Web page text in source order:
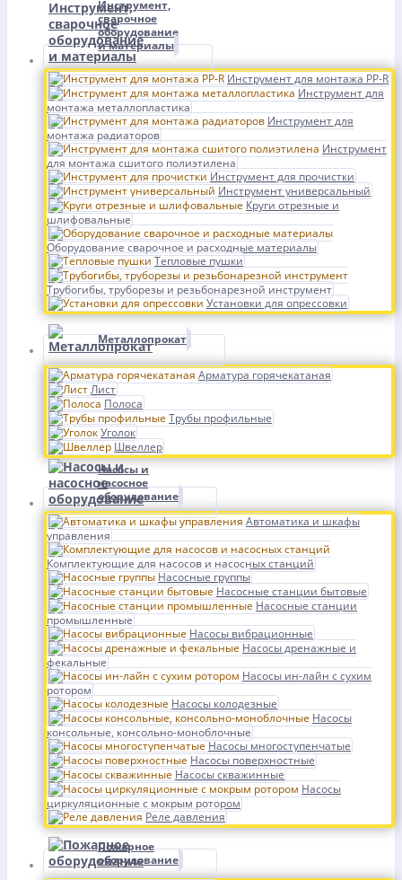
Инструмент,
сварочное
оборудование
и материалы
Инструмент для монтажа PP-R
Инструмент для
монтажа металлопластика
Инструмент для
монтажа радиаторов
Инструмент
для монтажа сшитого полиэтилена
Инструмент для прочистки
Инструмент универсальный
Круги отрезные и
шлифовальные
Оборудование сварочное и расходные материалы
Тепловые пушки
Трубогибы, труборезы и резьбонарезной инструмент
Установки для опрессовки
Металлопрокат
Арматура горячекатаная
Лист
Полоса
Трубы профильные
Уголок
Швеллер
Насосы и
насосное
оборудование
Автоматика и шкафы
управления
Комплектующие для насосов и насосных станций
Насосные группы
Насосные станции бытовые
Насосные станции
промышленные
Насосы вибрационные
Насосы дренажные и
фекальные
Насосы ин-лайн с сухим
ротором
Насосы колодезные
Насосы
консольные, консольно-моноблочные
Насосы многоступенчатые
Насосы поверхностные
Насосы скважинные
Насосы
циркуляционные с мокрым ротором
Реле давления
Пожарное
оборудование